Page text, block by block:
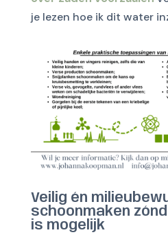
je lezen hoe ik dit water
Veilig én
schoonmaken
is mogelijk